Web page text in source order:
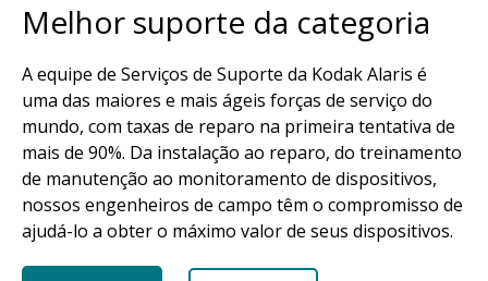
Melhor suporte da categoria
A equipe de Serviços de Suporte da Kodak Alaris é
uma das maiores e mais ágeis forças de serviço do
mundo, com taxas de reparo na primeira tentativa de
mais de 90%. Da instalação ao reparo, do treinamento
de manutenção ao monitoramento de dispositivos,
nossos engenheiros de campo têm o compromisso de
ajudá-lo a obter o máximo valor de seus dispositivos.